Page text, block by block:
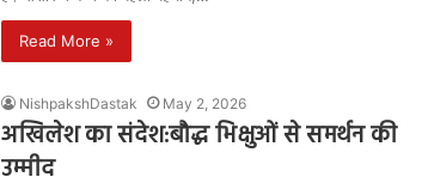
Read More »
NishpakshDastak May 2, 2026
अखिलेश का संदेश:बौद्ध भिक्षुओं से समर्थन की